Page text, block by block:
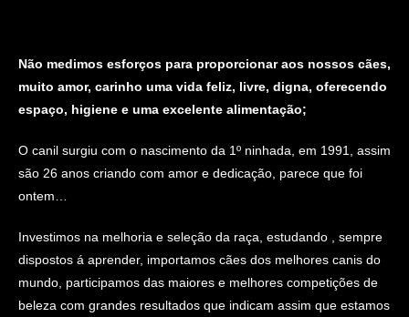
Não medimos esforços para proporcionar aos nossos cães,
muito amor, carinho uma vida feliz, livre, digna, oferecendo
espaço, higiene e uma excelente alimentação;
O canil surgiu com o nascimento da 1º ninhada, em 1991, assim
são 26 anos criando com amor e dedicação, parece que foi
ontem…
Investimos na melhoria e seleção da raça, estudando , sempre
dispostos á aprender, importamos cães dos melhores canis do
mundo, participamos das maiores e melhores competições de
beleza com grandes resultados que indicam assim que estamos